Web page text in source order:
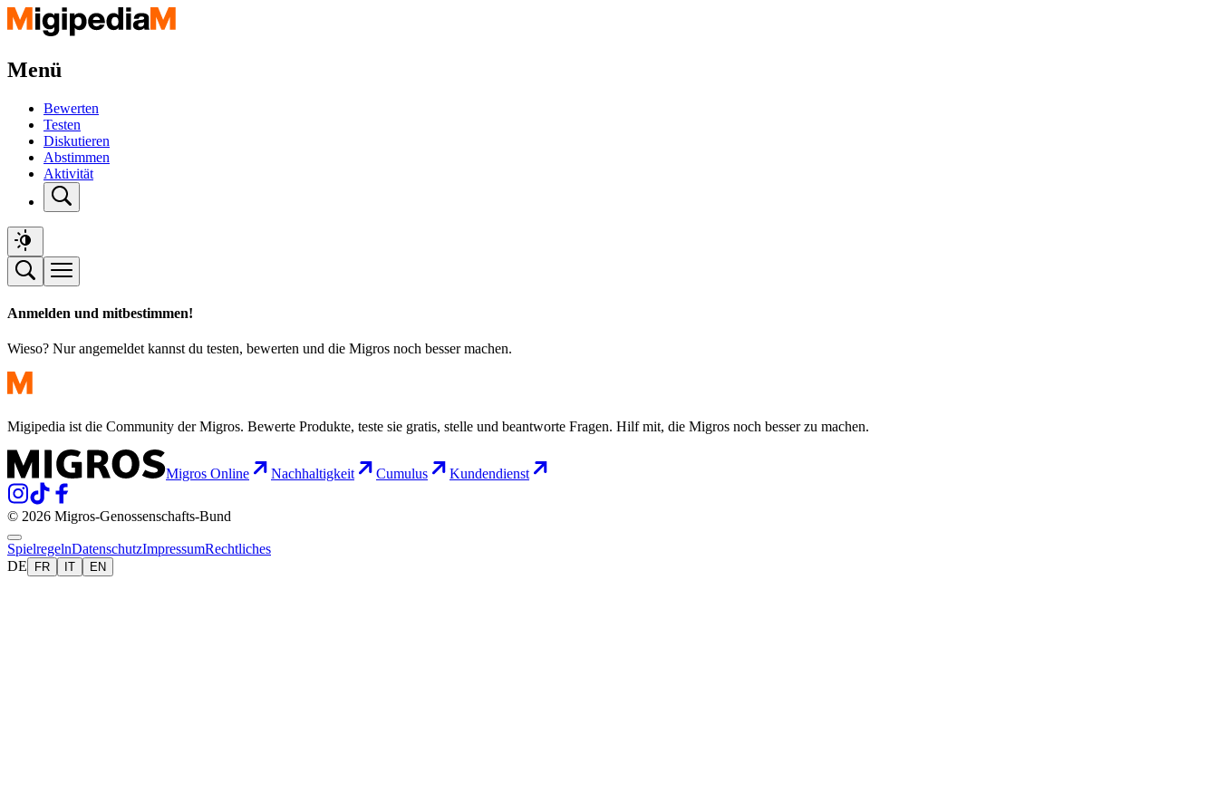
Menü
Bewerten
Testen
Diskutieren
Abstimmen
Aktivität
Anmelden und mitbestimmen!
Wieso? Nur angemeldet kannst du testen, bewerten und die Migros noch besser machen.
Migipedia ist die Community der Migros. Bewerte Produkte, teste sie gratis, stelle und beantworte Fragen. Hilf mit, die Migros noch besser zu machen.
Migros Online Nachhaltigkeit Cumulus Kundendienst
© 2026 Migros-Genossenschafts-Bund
SpielregelnDatenschutzImpressumRechtliches
DE
FR IT EN